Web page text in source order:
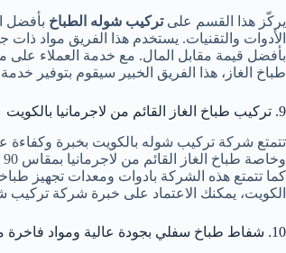
يركّز هذا القسم علىتركيب شوله الطباخ بأفضل
الأدوات والتقنيات. يستخدم هذا الفريق مواد
طباخ الغاز، هذا الفريق الخبير سيقوم بتوفير
9. تركيب طباخ الغاز القائم من لاجرمانيا بالكويت
تتمتع شركة تركيب شوله بالكويت بخبرة وكفاءة
كما تتمتع هذه الشركة بادوات ومعدات تجهيز
الكويت، يمكنك الاعتماد على خبرة شركة تركيب
10. شفاط طباخ سفلي بجودة عالية ومواد فاخرة من لاجيرمانيا في الكويت